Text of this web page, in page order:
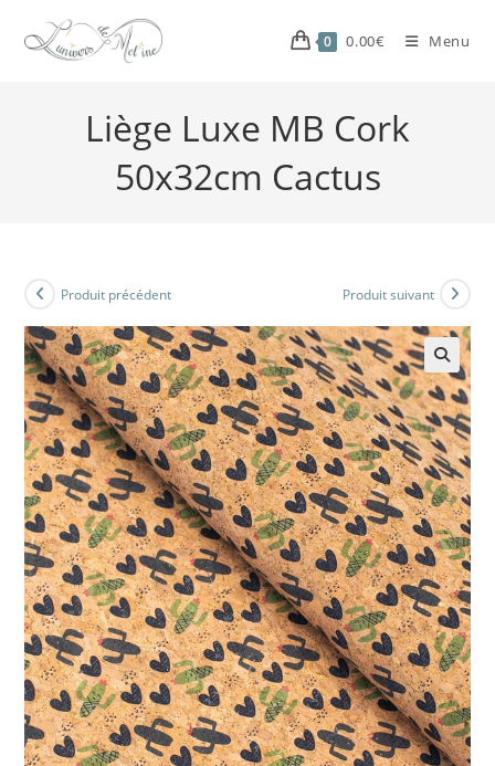
0 0.00€ Menu
Liège Luxe MB Cork
50x32cm Cactus
Produit précédent Produit suivant